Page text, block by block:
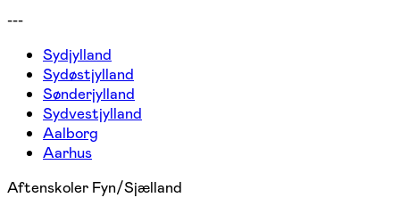
---
Sydjylland
Sydøstjylland
Sønderjylland
Sydvestjylland
Aalborg
Aarhus
Aftenskoler Fyn/Sjælland